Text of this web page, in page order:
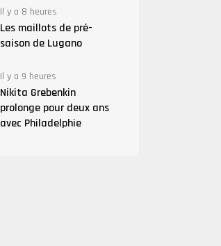
Il y a 8 heures
Les maillots de pré-
saison de Lugano
Il y a 9 heures
Nikita Grebenkin
prolonge pour deux ans
avec Philadelphie